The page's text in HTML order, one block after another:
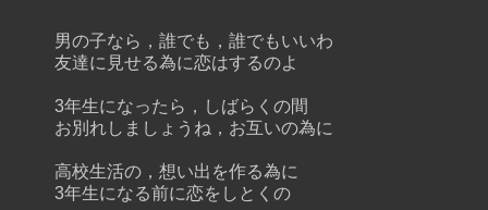
男の子なら，誰でも，誰でもいいわ
友達に見せる為に恋はするのよ
3年生になったら，しばらくの間
お別れしましょうね，お互いの為に
高校生活の，想い出を作る為に
3年生になる前に恋をしとくの